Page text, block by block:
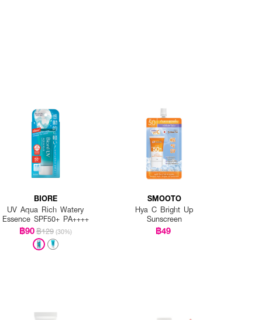
BIORE
UV Aqua Rich Watery
Essence SPF50+ PA++++
฿90฿129 (30%)
SMOOTO
Hya C Bright Up
Sunscreen
฿49